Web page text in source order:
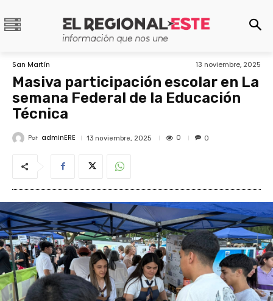
San Martín 13 noviembre, 2025
Masiva participación escolar en La
semana Federal de la Educación
Técnica
Por adminERE 13 noviembre, 2025 0 0